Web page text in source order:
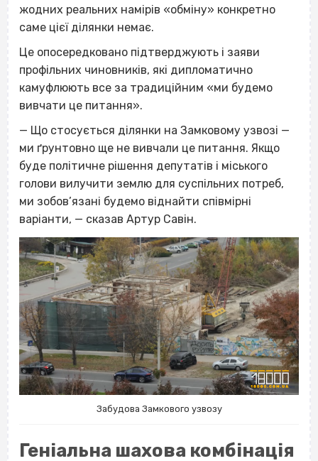
жодних реальних намірів «обміну» конкретно
саме цієї ділянки немає.
Це опосередковано підтверджують і заяви
профільних чиновників, які дипломатично
камуфлюють все за традиційним «ми будемо
вивчати це питання».
— Що стосується ділянки на Замковому узвозі —
ми ґрунтовно ще не вивчали це питання. Якщо
буде політичне рішення депутатів і міського
голови вилучити землю для суспільних потреб,
ми зобов’язані будемо віднайти співмірні
варіанти, — сказав Артур Савін.
Забудова Замкового узвозу
Геніальна шахова комбінація